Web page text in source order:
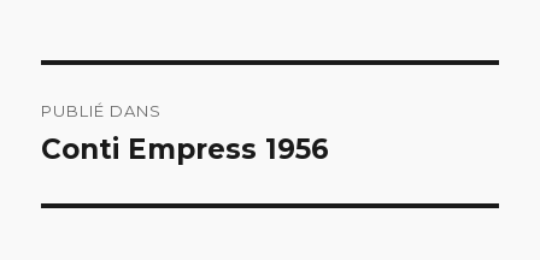
de
PUBLIÉ DANS
Conti Empress 1956